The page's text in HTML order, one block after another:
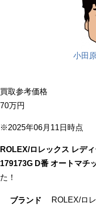
小田
買取参考価格
70万円
※2025年06月11日時点
ROLEX/ロレックス レデ
179173G D番 オートマチ
た！
ブランド
ROLEX/ロ